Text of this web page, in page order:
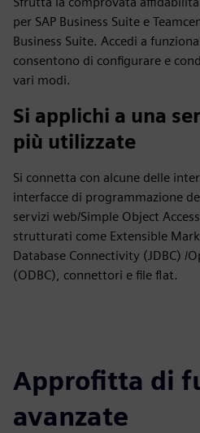
per SAP Business Suite e
Business Suite. Accedi a
consentono di configurare e
vari modi.
Si applichi a una
più utilizzate
Si connetta con alcune delle
interfacce di programmazione
servizi web/Simple Object
strutturati come Extensible
Database Connectivity (JDBC) /
(ODBC), connettori e file flat.
Approfitta di
avanzate